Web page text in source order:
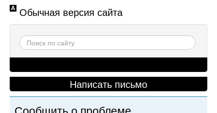
Обычная версия сайта
Написать письмо